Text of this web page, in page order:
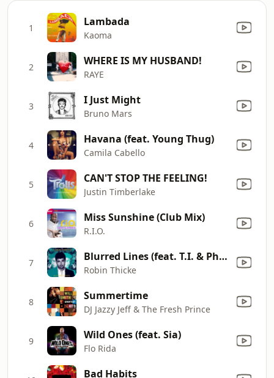
1 Lambada
Kaoma
2 WHERE IS MY HUSBAND!
RAYE
3 I Just Might
Bruno Mars
4 Havana (feat. Young Thug)
Camila Cabello
5 CAN'T STOP THE FEELING!
Justin Timberlake
6 Miss Sunshine (Club Mix)
R.I.O.
7 Blurred Lines (feat. T.I. & Pharrell)
Robin Thicke
8 Summertime
DJ Jazzy Jeff & The Fresh Prince
9 Wild Ones (feat. Sia)
Flo Rida
Bad Habits